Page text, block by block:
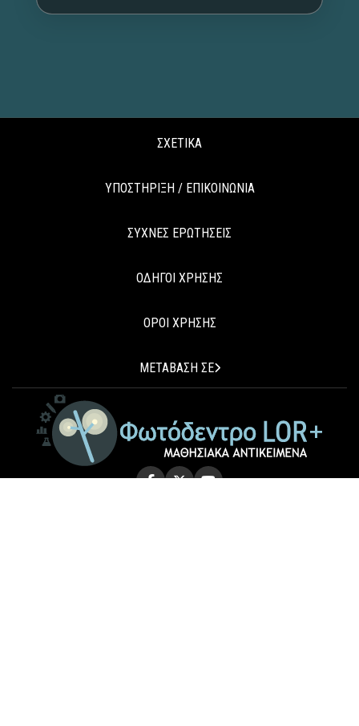
ΣΧΕΤΙΚΑ
ΥΠΟΣΤΗΡΙΞΗ / ΕΠΙΚΟΙΝΩΝΙΑ
ΣΥΧΝΕΣ ΕΡΩΤΗΣΕΙΣ
ΟΔΗΓΟΙ ΧΡΗΣΗΣ
ΟΡΟΙ ΧΡΗΣΗΣ
ΜΕΤΑΒΑΣΗ ΣΕ